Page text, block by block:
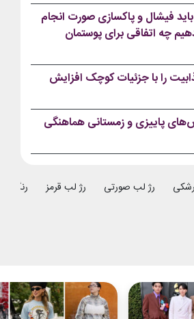
باید فیشال و پاکسازی صورت انجام
چه اتفاقی برای پوستمان
را با جزئیات کوچک افزایش
پاییزی و زمستانی هماهنگی
رژ لب صورتی رژ لب قرمز رنگ